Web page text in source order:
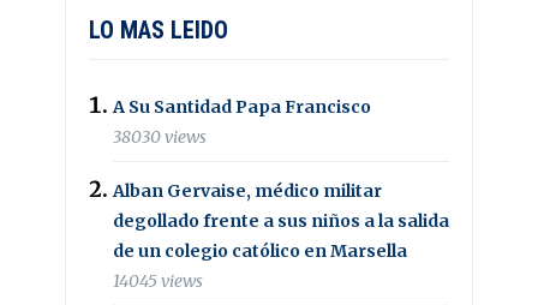
LO MAS LEIDO
A Su Santidad Papa Francisco
38030 views
Alban Gervaise, médico militar
degollado frente a sus niños a la salida
de un colegio católico en Marsella
14045 views